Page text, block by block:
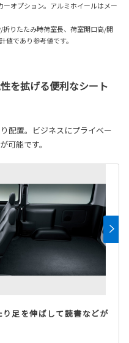
オプション。アルミホイールはメー
りたたみ時荷室長、荷室開口高/開
値であり参考値です。
を拡げる便利なシート
配置。ビジネスにプライベー
可能です。
足を伸ばして読書などが